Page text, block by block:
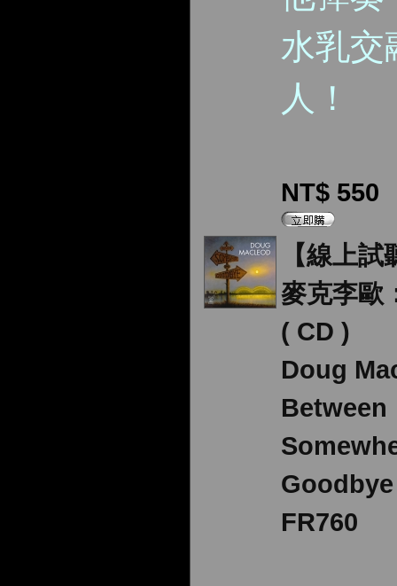
水乳交
人！
NT$ 550
【線上
麥克李歐
( CD )
Doug
Between
Goodbye
FR760